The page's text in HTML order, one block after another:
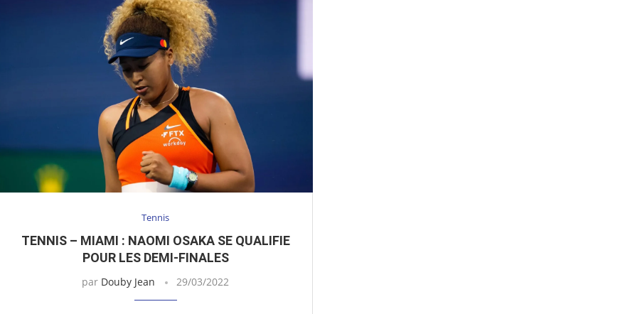
Tennis
TENNIS – MIAMI : NAOMI OSAKA SE QUALIFIE
POUR LES DEMI-FINALES
par Douby Jean 29/03/2022